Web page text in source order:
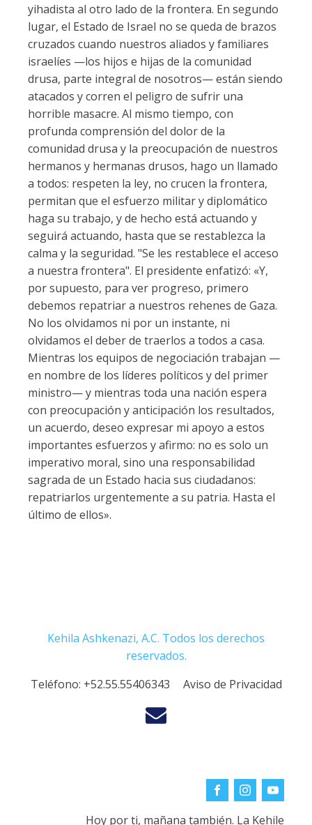
yihadista al otro lado de la frontera. En segundo
lugar, el Estado de Israel no se queda de brazos
cruzados cuando nuestros aliados y familiares
israelíes —los hijos e hijas de la comunidad
drusa, parte integral de nosotros— están siendo
atacados y corren el peligro de sufrir una
horrible masacre. Al mismo tiempo, con
profunda comprensión del dolor de la
comunidad drusa y la preocupación de nuestros
hermanos y hermanas drusos, hago un llamado
a todos: respeten la ley, no crucen la frontera,
permitan que el esfuerzo militar y diplomático
haga su trabajo, y de hecho está actuando y
seguirá actuando, hasta que se restablezca la
calma y la seguridad. "Se les restablece el acceso
a nuestra frontera". El presidente enfatizó: «Y,
por supuesto, para ver progreso, primero
debemos repatriar a nuestros rehenes de Gaza.
No los olvidamos ni por un instante, ni
olvidamos el deber de traerlos a todos a casa.
Mientras los equipos de negociación trabajan —
en nombre de los líderes políticos y del primer
ministro— y mientras toda una nación espera
con preocupación y anticipación los resultados,
un acuerdo, deseo expresar mi apoyo a estos
importantes esfuerzos y afirmo: no es solo un
imperativo moral, sino una responsabilidad
sagrada de un Estado hacia sus ciudadanos:
repatriarlos urgentemente a su patria. Hasta el
último de ellos».
Kehila Ashkenazi, A.C. Todos los derechos
reservados.
Teléfono: +52.55.55406343 Aviso de Privacidad
Hoy por ti, mañana también. La Kehile